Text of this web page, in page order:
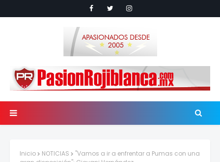
Inicio NOTICIAS
"Vamos a ir a enfrentar a Pumas con una